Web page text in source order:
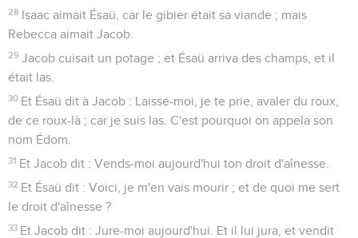
28 Isaac aimait Ésaü, car le gibier était sa viande ; mais
Rebecca aimait Jacob.
29 Jacob cuisait un potage ; et Ésaü arriva des champs, et il
était las.
30 Et Ésaü dit à Jacob : Laisse-moi, je te prie, avaler du roux,
de ce roux-là ; car je suis las. C'est pourquoi on appela son
nom Édom.
31 Et Jacob dit : Vends-moi aujourd'hui ton droit d'aînesse.
32 Et Ésaü dit : Voici, je m'en vais mourir ; et de quoi me sert
le droit d'aînesse ?
33 Et Jacob dit : Jure-moi aujourd'hui. Et il lui jura, et vendit